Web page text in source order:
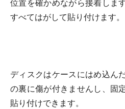
位置を確かめながら接着しま
すべてはがして貼り付けます。
ディスクはケースにはめ込ん
の裏に傷が付きませんし、固
貼り付けできます。